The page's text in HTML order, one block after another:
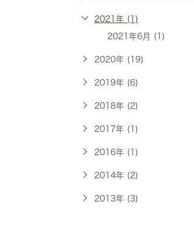
2021年 (1)
2021年6月 (1)
2020年 (19)
2019年 (6)
2018年 (2)
2017年 (1)
2016年 (1)
2014年 (2)
2013年 (3)